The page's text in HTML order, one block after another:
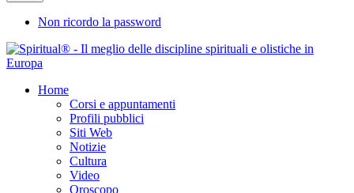
Non ricordo la password
Home
Corsi e appuntamenti
Profili pubblici
Siti Web
Notizie
Cultura
Video
Oroscopo